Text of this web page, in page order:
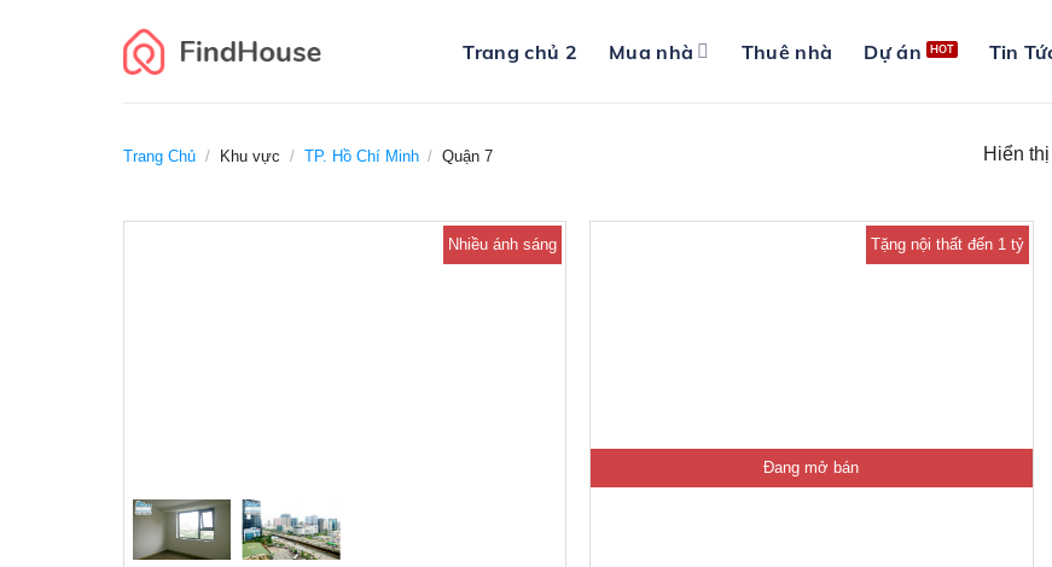
Trang chủ 2 Mua nhà Thuê nhà Dự án Tin
Trang Chủ / Khu vực / TP. Hồ Chí Minh / Quận 7 Hiển
Nhiều ánh sáng Tặng nội thất đến 1 tỷ
Đang mở bán